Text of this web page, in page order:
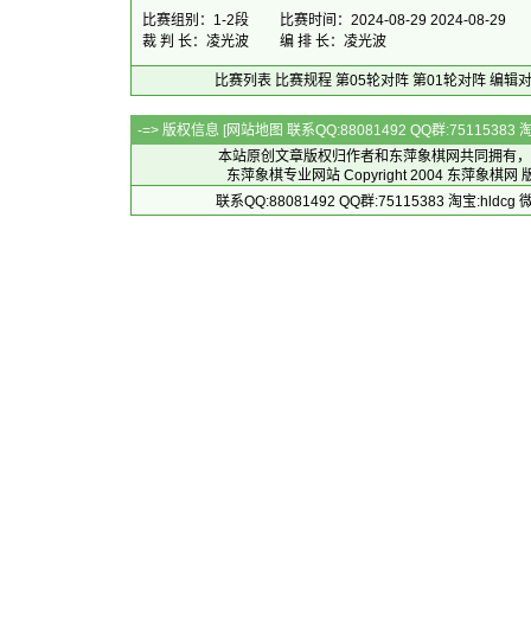
比赛组别：1-2段
比赛时间：2024-08-29 2024-08-29
裁 判 长：凌光波
编 排 长：凌光波
比赛列表 比赛规程 第05轮对阵 第01轮对阵 编辑
-=> 版权信息 [网站地图 联系QQ:88081492 QQ群:75115383
本站原创文章版权归作者和 东萍象棋网共同拥有
东萍象棋专业网站 Copyright 2004 东萍象棋网
联系QQ:88081492 QQ群:75115383 淘宝:hldcg